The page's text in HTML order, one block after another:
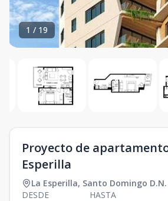
1 / 19
Proyecto de
Esperilla
La Esperilla, Santo Domingo D.N.
DESDE
HASTA